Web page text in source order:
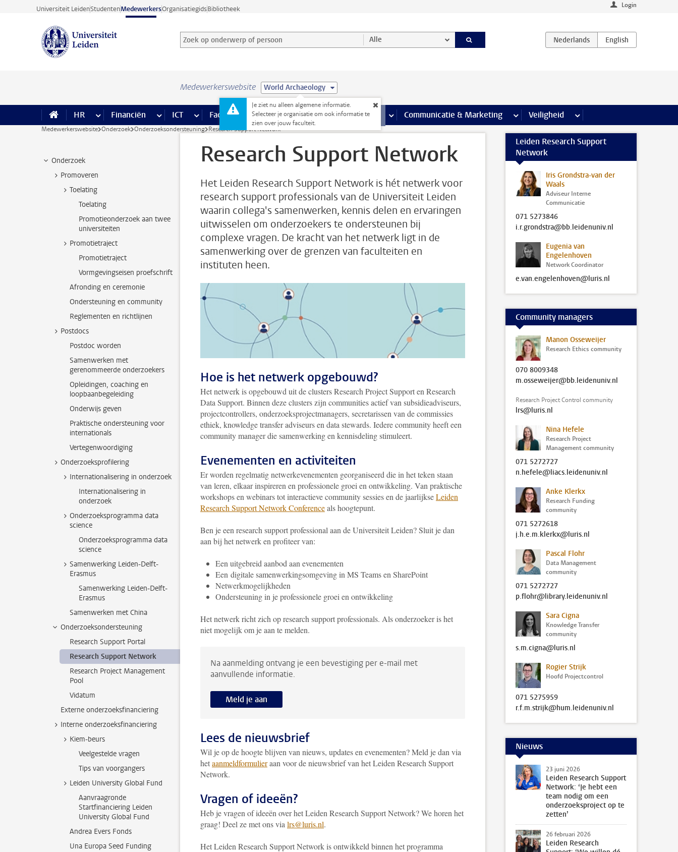
Ga direct naar de inhoud
Universiteit LeidenStudentenMedewerkersOrganisatiegidsBibliotheek Login
Zoek op onderwerp of persoon en selecteer categorie
Zoekterm Alle
Medewerkerswebsite World Archaeology
Je ziet nu alleen algemene informatie.
Selecteer je organisatie om ook informatie te
zien over jouw faculteit.
HR meer HR pagina’s
Financiën meer Financiën pagina’s
ICT meer ICT pagina’s
Faciliteiten meer Faciliteiten pagina’s
Onderwijs meer Onderwijs pagina’s
Onderzoek meer Onderzoek pagina’s
Communicatie & Marketing meer Communicatie & Marketing pagina’s
Veiligheid meer Veiligheid pagina’s
Medewerkerswebsite Onderzoek Onderzoeksondersteuning Research Support Network
Onderzoek
Promoveren
Toelating
Toelating
Promotieonderzoek aan twee
universiteiten
Promotietraject
Promotietraject
Vormgevingseisen proefschrift
Afronding en ceremonie
Ondersteuning en community
Reglementen en richtlijnen
Postdocs
Postdoc worden
Samenwerken met
gerenommeerde onderzoekers
Opleidingen, coaching en
loopbaanbegeleiding
Onderwijs geven
Praktische ondersteuning voor
internationals
Vertegenwoordiging
Onderzoeksprofilering
Internationalisering in onderzoek
Internationalisering in
onderzoek
Onderzoeksprogramma data
science
Onderzoeksprogramma data
science
Samenwerking Leiden-Delft-
Erasmus
Samenwerking Leiden-Delft-
Erasmus
Samenwerken met China
Onderzoeksondersteuning
Research Support Portal
Research Support Network
Research Project Management
Pool
Vidatum
Externe onderzoeksfinanciering
Interne onderzoeksfinanciering
Kiem-beurs
Veelgestelde vragen
Tips van voorgangers
Leiden University Global Fund
Aanvraagronde
Startfinanciering Leiden
University Global Fund
Andrea Evers Fonds
Una Europa Seed Funding
Research Support Network
Het Leiden Research Support Network is hét netwerk voor
research support professionals van de Universiteit Leiden
waarin collega's samenwerken, kennis delen en ervaringen
uitwisselen om onderzoekers te ondersteunen bij
complexe vragen. De kracht van het netwerk ligt in de
samenwerking over de grenzen van faculteiten en
instituten heen.
Hoe is het netwerk opgebouwd?
Het netwerk is opgebouwd uit de clusters Research Project Support en Research
Data Support. Binnen deze clusters zijn communities actief van subsidieadviseurs,
projectcontrollers, onderzoeksprojectmanagers, secretarissen van de commissies
ethiek, knowledge transfer adviseurs en data stewards. Iedere community heeft een
community manager die samenwerking en kennisdeling stimuleert.
Evenementen en activiteiten
Er worden regelmatig netwerkevenementen georganiseerd die in het teken staan
van leren, elkaar inspireren en professionele groei en ontwikkeling. Van praktische
workshops en webinars tot interactieve community sessies en de jaarlijkseLeiden
Research Support Network Conferenceals hoogtepunt.
Ben je een research support professional aan de Universiteit Leiden? Sluit je dan
aan bij het netwerk en profiteer van:
Een uitgebreid aanbod aan evenementen
Een digitale samenwerkingsomgeving in MS Teams en SharePoint
Netwerkmogelijkheden
Ondersteuning in je professionele groei en ontwikkeling
Het netwerk richt zich op research support professionals. Als onderzoeker is het
niet mogelijk om je aan te melden.
Na aanmelding ontvang je een bevestiging per e-mail met
aanvullende informatie.
Meld je aan
Lees de nieuwsbrief
Wil je op de hoogte blijven van nieuws, updates en evenementen? Meld je dan via
hetaanmeldformulieraan voor de nieuwsbrief van het Leiden Research Support
Network.
Vragen of ideeën?
Heb je vragen of ideeën over het Leiden Research Support Network? We horen het
graag! Deel ze met ons via lrs@luris.nl.
Het Leiden Research Support Network is ontwikkeld binnen het programma
Leiden Research Support
Network
Iris Grondstra-van der
Waals
Adviseur Interne
Communicatie
071 5273846
i.r.grondstra@bb.leidenuniv.nl
Eugenia van
Engelenhoven
Network Coordinator
e.van.engelenhoven@luris.nl
Community managers
Manon Osseweijer
Research Ethics community
070 8009348
m.osseweijer@bb.leidenuniv.nl
Research Project Control community
lrs@luris.nl
Nina Hefele
Research Project
Management community
071 5272727
n.hefele@liacs.leidenuniv.nl
Anke Klerkx
Research Funding
community
071 5272618
j.h.e.m.klerkx@luris.nl
Pascal Flohr
Data Management
community
071 5272727
p.flohr@library.leidenuniv.nl
Sara Cigna
Knowledge Transfer
community
s.m.cigna@luris.nl
Rogier Strijk
Hoofd Projectcontrol
071 5275959
r.f.m.strijk@hum.leidenuniv.nl
Nieuws
23 juni 2026
Leiden Research Support
Network: ‘Je hebt een
team nodig om een
onderzoeksproject op te
zetten’
26 februari 2026
Leiden Research